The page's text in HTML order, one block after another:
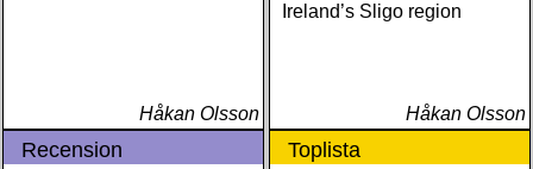
Håkan Olsson
Ireland’s Sligo region
Håkan Olsson
Recension Toplista